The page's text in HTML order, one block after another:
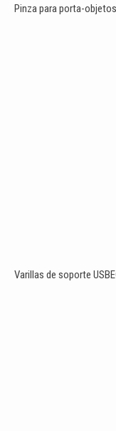
Pinza para porta-
Varillas de soporte